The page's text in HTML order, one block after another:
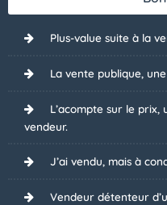
Plus-value suite à la
La vente publique,
L’acompte sur le
vendeur.
J’ai vendu, mais à
Vendeur détenteur